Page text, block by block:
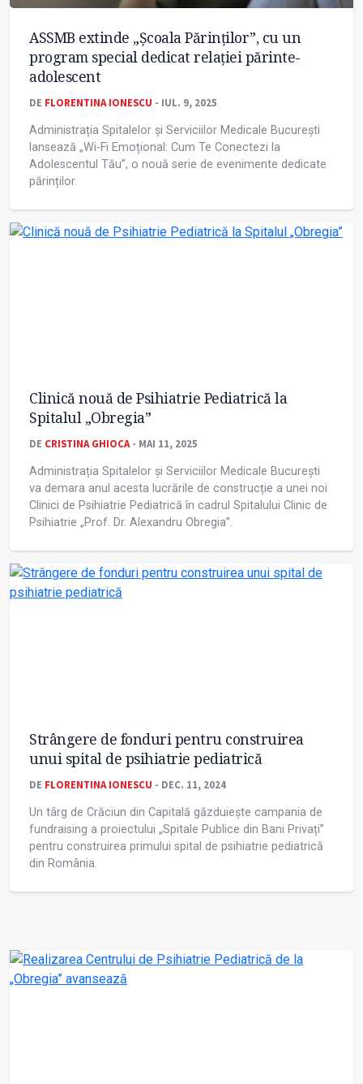
ASSMB extinde „Școala Părinților”, cu un
program special dedicat relației părinte-
adolescent
DE FLORENTINA IONESCU - IUL. 9, 2025
Administrația Spitalelor și Serviciilor Medicale București
lansează „Wi-Fi Emoțional: Cum Te Conectezi la
Adolescentul Tău”, o nouă serie de evenimente dedicate
părinților.
Clinică nouă de Psihiatrie Pediatrică la
Spitalul „Obregia”
DE CRISTINA GHIOCA- MAI 11, 2025
Administrația Spitalelor și Serviciilor Medicale București
va demara anul acesta lucrările de construcție a unei noi
Clinici de Psihiatrie Pediatrică în cadrul Spitalului Clinic de
Psihiatrie „Prof. Dr. Alexandru Obregia”.
Strângere de fonduri pentru construirea
unui spital de psihiatrie pediatrică
DE FLORENTINA IONESCU - DEC. 11, 2024
Un târg de Crăciun din Capitală găzduiește campania de
fundraising a proiectului „Spitale Publice din Bani Privați”
pentru construirea primului spital de psihiatrie pediatrică
din România.